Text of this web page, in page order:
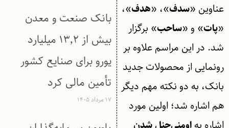
عناوین «سدف»، «هدف»،
«پات» و «ساحب» برگزار
شد. در این مراسم علاوه بر
رونمایی از محصولات جدید
بانک، به دو نکته مهم دیگر
هم اشاره شد؛ اولین مورد
بانک صنعت و معدن
بیش از ۱۳٬۲ میلیارد
یورو برای صنایع کشور
تأمین مالی کرد
۱۷ مرداد ۱۴۰۵